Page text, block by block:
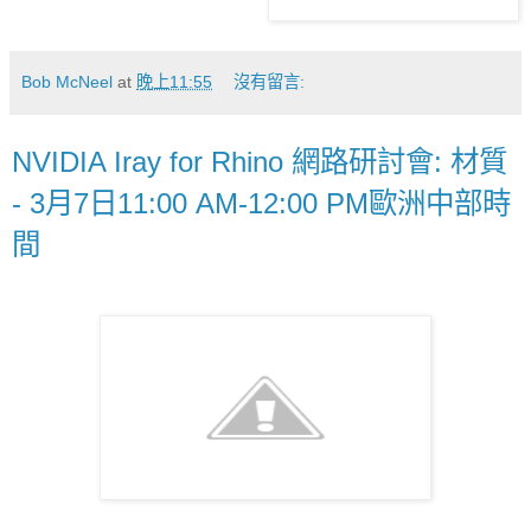
Bob McNeel at 晚上11:55 沒有留言:
NVIDIA Iray for Rhino 網路研討會: 材質
- 3月7日11:00 AM-12:00 PM歐洲中部時
間